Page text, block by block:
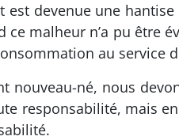
est devenue une
ce malheur n’a pu être
au service
nouveau-né, nous
responsabilité, mais